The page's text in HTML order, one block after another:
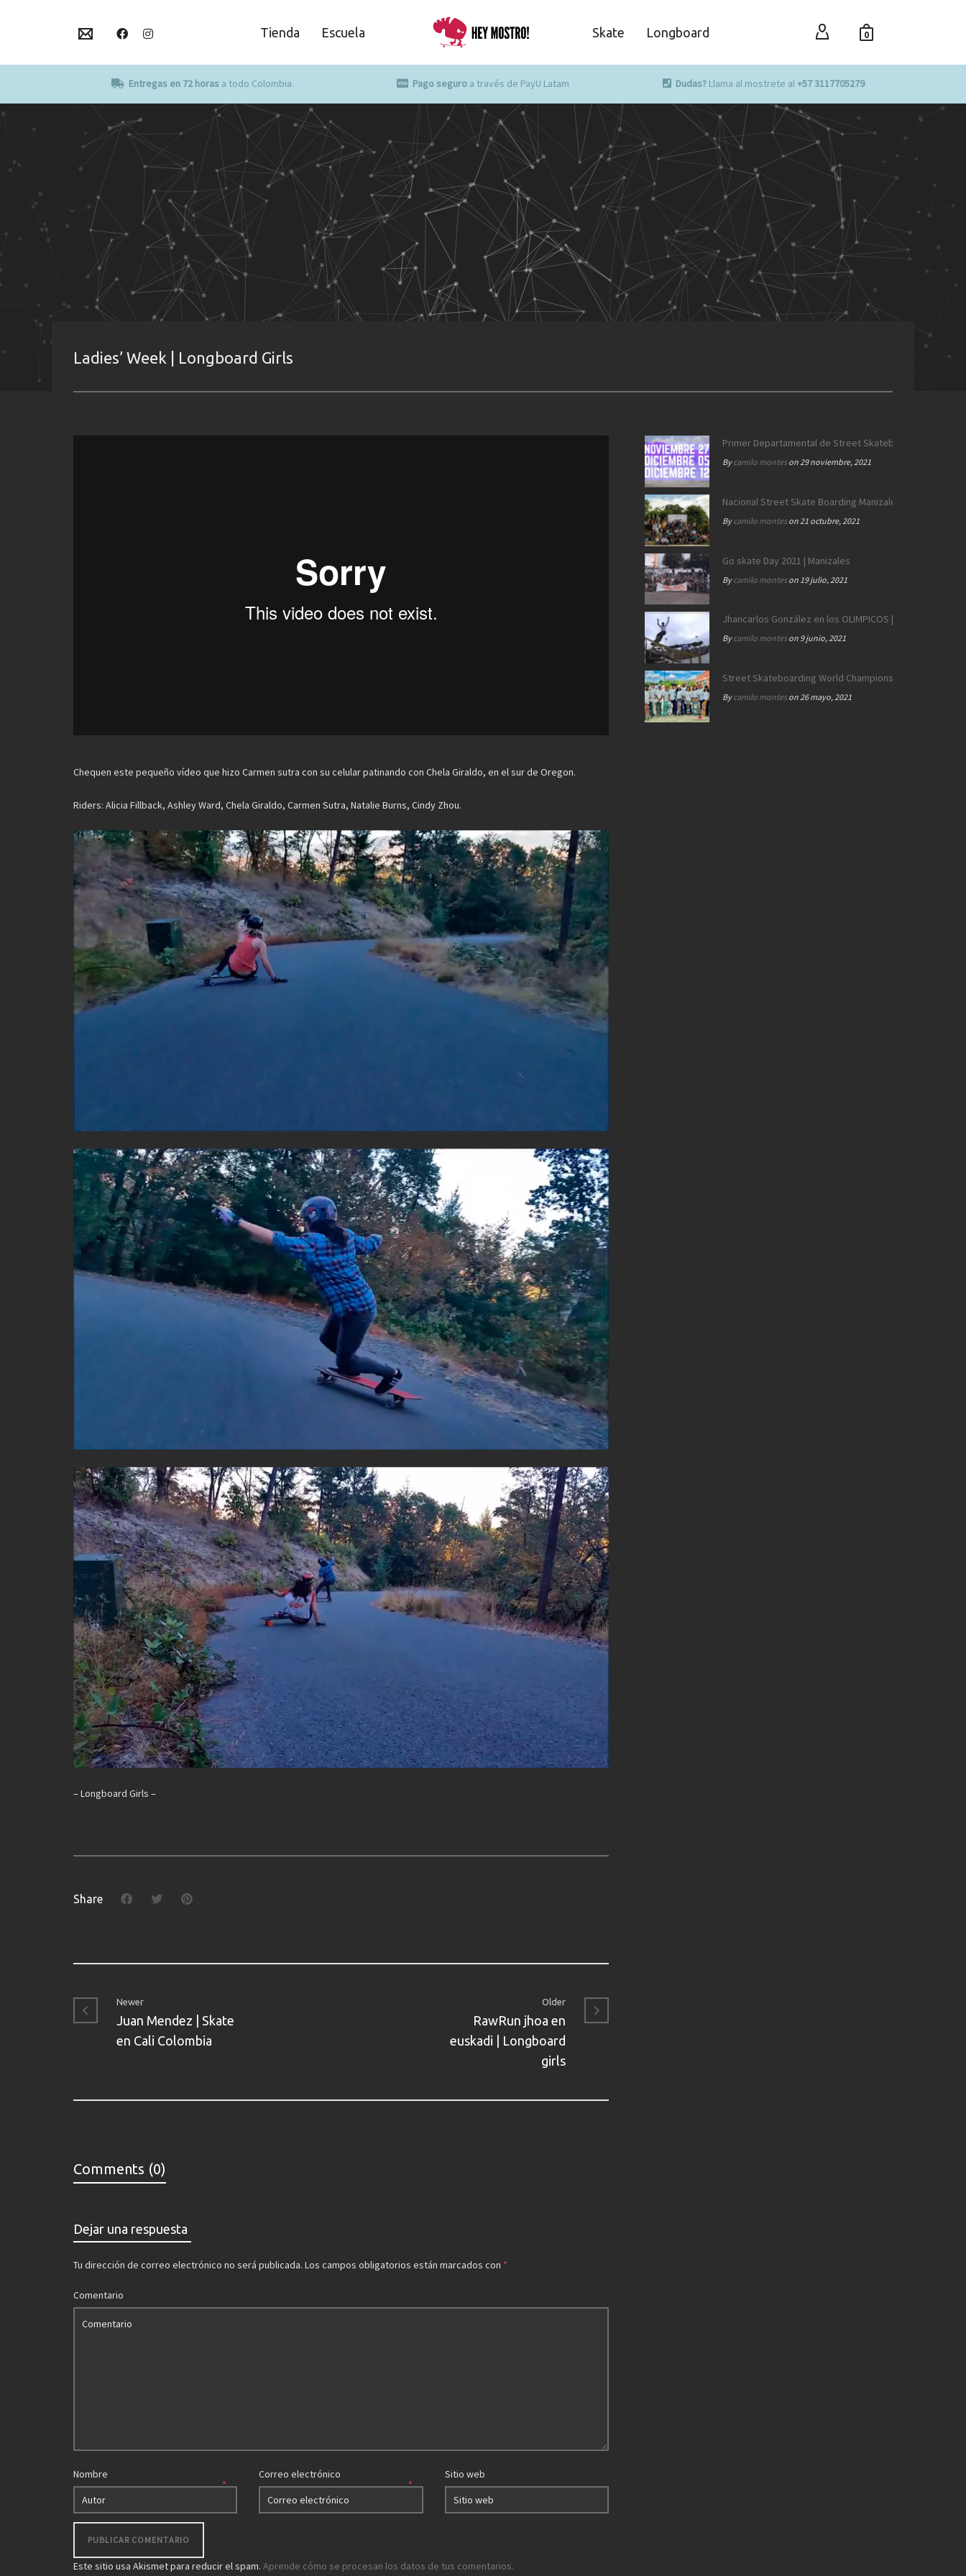
Tienda Escuela Skate Longboard 0
Entregas en 72 horas a todo Colombia. Pago seguro a través de PayU Latam Dudas?Llama al mostrete al+57 3117705279
Ladies’ Week | Longboard Girls
Chequen este pequeño vídeo que hizo Carmen sutra con su celular patinando con Chela Giraldo, en el sur de Oregon.
Riders: Alicia Fillback, Ashley Ward, Chela Giraldo, Carmen Sutra, Natalie Burns, Cindy Zhou.
– Longboard Girls –
Share
Newer
Juan Mendez | Skate
en Cali Colombia
Older
RawRun jhoa en
euskadi | Longboard
girls
Comments (0)
Dejar una respuesta
Tu dirección de correo electrónico no será publicada. Los campos obligatorios están marcados con *
Comentario
Nombre
*
Correo electrónico
*
Sitio web
Este sitio usa Akismet para reducir el spam. Aprende cómo se procesan los datos de tus comentarios.
Primer Departamental de Street Skateboarding de
Bycamilo monteson 29 noviembre, 2021
Nacional Street Skate Boarding Manizales 172 años
Bycamilo monteson 21 octubre, 2021
Go skate Day 2021 | Manizales
Bycamilo monteson 19 julio, 2021
Jhancarlos González en los OLIMPICOS | Equipo SB
Bycamilo monteson 9 junio, 2021
Street Skateboarding World Championships Roma 2021
Bycamilo monteson 26 mayo, 2021